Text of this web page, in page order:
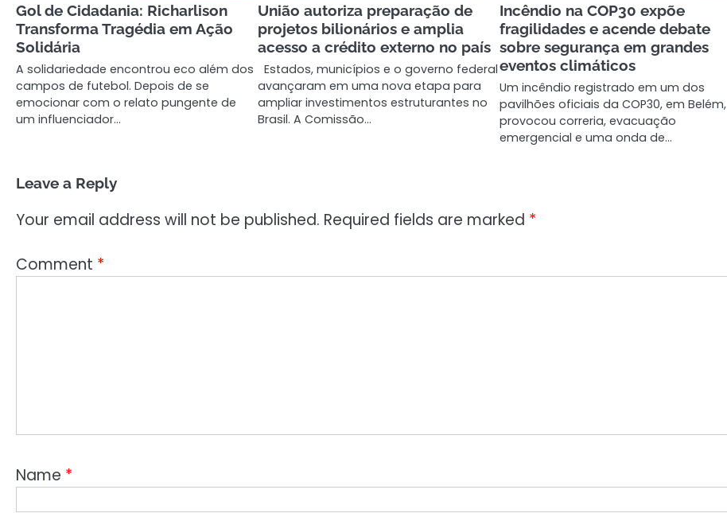
Gol de Cidadania: Richarlison
Transforma Tragédia em Ação
Solidária
A solidariedade encontrou eco além dos
campos de futebol. Depois de se
emocionar com o relato pungente de
um influenciador…
União autoriza preparação de
projetos bilionários e amplia
acesso a crédito externo no país
Estados, municípios e o governo federal
avançaram em uma nova etapa para
ampliar investimentos estruturantes no
Brasil. A Comissão…
Incêndio na COP30 expõe
fragilidades e acende debate
sobre segurança em grandes
eventos climáticos
Um incêndio registrado em um dos
pavilhões oficiais da COP30, em Belém,
provocou correria, evacuação
emergencial e uma onda de…
Leave a Reply
Your email address will not be published. Required fields are marked *
Comment *
Name *